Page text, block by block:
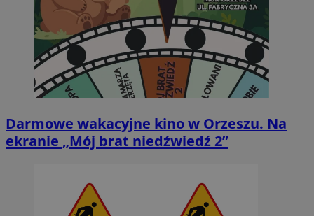
Darmowe wakacyjne kino w Orzeszu. Na
ekranie „Mój brat niedźwiedź 2”